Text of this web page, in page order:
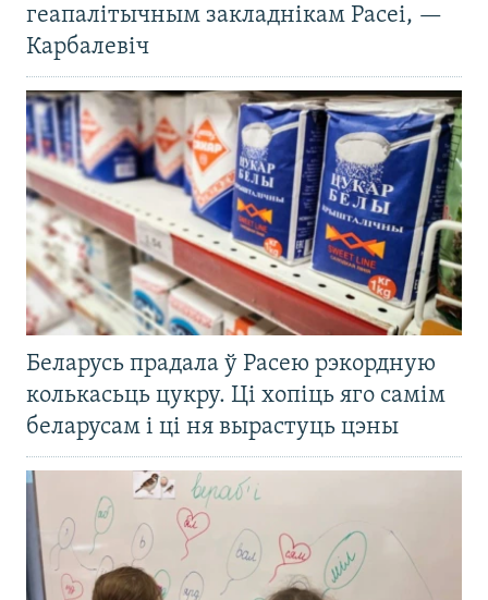
геапалітычным закладнікам Расеі, —
Карбалевіч
Беларусь прадала ў Расею рэкордную
колькасьць цукру. Ці хопіць яго самім
беларусам і ці ня вырастуць цэны